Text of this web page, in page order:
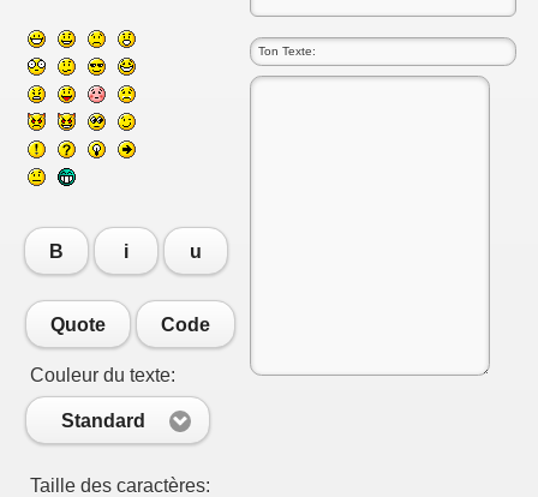
B i u
Quote Code
Couleur du texte:
Standard
Taille des caractères: